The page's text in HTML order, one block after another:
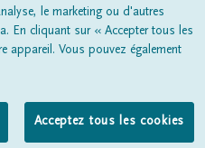
Une plate-forme
en deuil par le biais
le marketing ou d'autres
En cliquant sur « Accepter tous les
appareil. Vous pouvez également
Acceptez tous les cookies